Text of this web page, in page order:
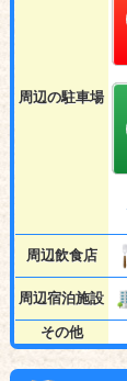
周辺の駐車場
周辺飲食店
周辺宿泊施設
その他